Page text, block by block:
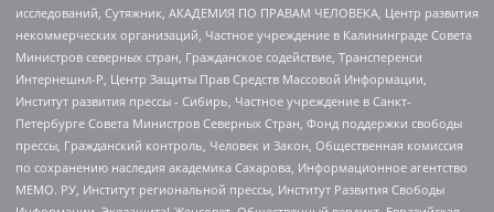
исследований, Сутяжник, АКАДЕМИЯ ПО ПРАВАМ ЧЕЛОВЕКА, Центр развития
некоммерческих организаций, Частное учреждение в Калининграде Совета
Министров северных стран, Гражданское содействие, Трансперенси
Интернешнл-Р, Центр Защиты Прав Средств Массовой Информации,
Институт развития прессы - Сибирь, Частное учреждение в Санкт-
Петербурге Совета Министров Северных Стран, Фонд поддержки свободы
прессы, Гражданский контроль, Человек и Закон, Общественная комиссия
по сохранению наследия академика Сахарова, Информационное агентство
МЕМО. РУ, Институт региональной прессы, Институт Развития Свободы